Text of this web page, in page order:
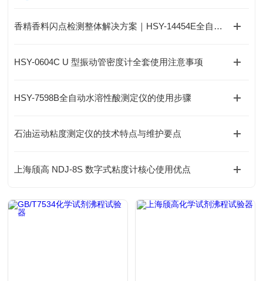
香精香料闪点检测整体解决方案｜HSY-14454E全自动香料闪点试验器
HSY-0604C U 型振动管密度计全套使用注意事项
HSY-7598B全自动水溶性酸测定仪的使用步骤
石油运动粘度测定仪的技术特点与维护要点
上海颀高 NDJ-8S 数字式粘度计核心使用优点